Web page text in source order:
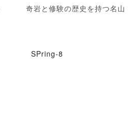
奇岩と修験の歴史を持つ名山
SPring-8